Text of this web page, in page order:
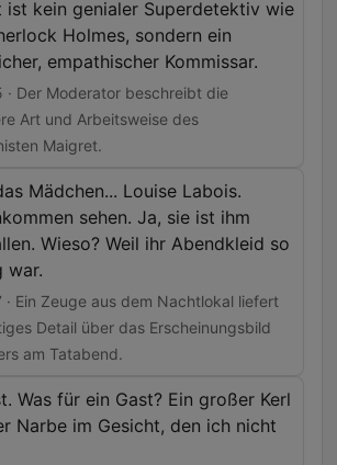
ist kein genialer Superdetektiv wie
Holmes, sondern ein
empathischer Kommissar.
· Der Moderator beschreibt die
Art und Arbeitsweise des
Maigret.
Mädchen... Louise Labois.
sehen. Ja, sie ist ihm
Wieso? Weil ihr Abendkleid so
war.
· Ein Zeuge aus dem Nachtlokal liefert
Detail über das Erscheinungsbild
am Tatabend.
Was für ein Gast? Ein großer Kerl
Narbe im Gesicht, den ich nicht